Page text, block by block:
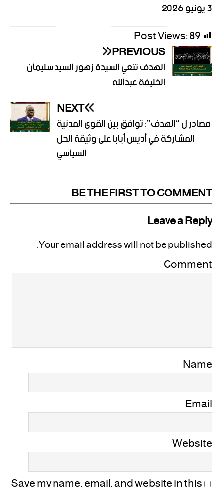
3 يونيو 2026
Post Views:89
PREVIOUS
الهدف تنعي السيدة زهور السيد سليمان
الخليفة عبدالله
NEXT
مصادر ل “الهدف”: توافق بين القوى المدنية
المشاركة في أديس أبابا على وثيقة الحل
السياسي
BE THE FIRST TO COMMENT
Leave a Reply
Your email address will not be published.
Comment
Name
Email
Website